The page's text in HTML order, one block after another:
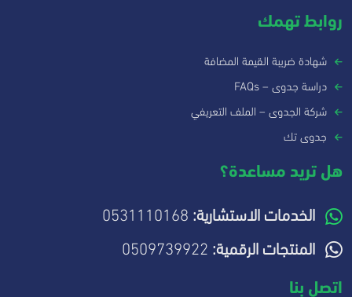
روابط تهمك
شهادة ضريبة القيمة المضافة
دراسة جدوى – FAQs
شركة الجدوى – الملف التعريفي
جدوى تك
هل تريد مساعدة؟
الخدمات الاستشارية:
المنتجات الرقمية:
اتصل بنا